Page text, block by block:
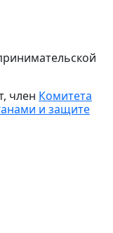
член Комитета
и защите